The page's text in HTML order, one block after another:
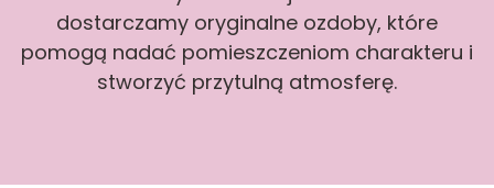
dostarczamy oryginalne ozdoby, które
pomogą nadać pomieszczeniom charakteru i
stworzyć przytulną atmosferę.